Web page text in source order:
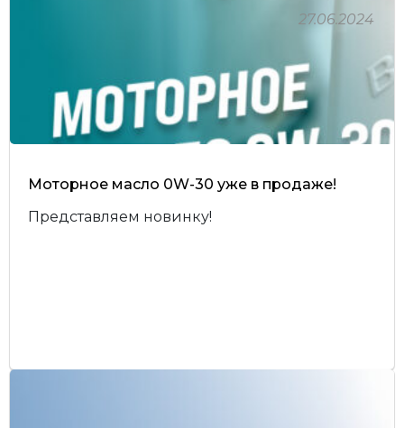
Моторное масло 0W-30 уже в продаже!
Представляем новинку!
27.06.2024